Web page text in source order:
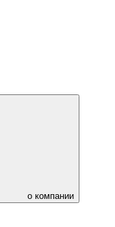
о компании